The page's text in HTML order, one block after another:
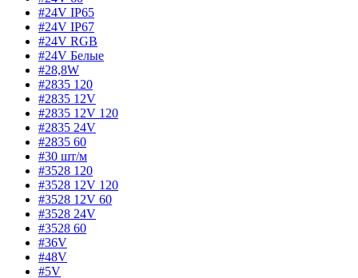
#24V IP65
#24V IP67
#24V RGB
#24V Белые
#28,8W
#2835 120
#2835 12V
#2835 12V 120
#2835 24V
#2835 60
#30 шт/м
#3528 120
#3528 12V 120
#3528 12V 60
#3528 24V
#3528 60
#36V
#48V
#5V